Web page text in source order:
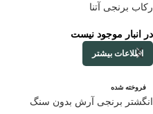
رکاب برنجی آتنا
در انبار موجود نیست
اطلاعات بیشتر
فروخته شده
انگشتر برنجی آرش بدون سنگ